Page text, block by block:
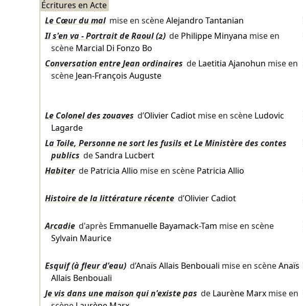
Écritures en Acte
Le Cœur du mal mise en scèneAlejandro Tantanian
Il s'en va - Portrait de Raoul (2) de Philippe Minyana mise en
scène Marcial Di Fonzo Bo
Conversation entre Jean ordinaires de Laetitia Ajanohun mise en
scène Jean-François Auguste
Le Colonel des zouaves d’Olivier Cadiotmise en scène Ludovic
Lagarde
La Toile, Personne ne sort les fusils et Le Ministère des contes
publics deSandra Lucbert
Habiter de Patricia Allio mise en scène Patricia Allio
Histoire de la littérature récente d’Olivier Cadiot
Arcadie d'après Emmanuelle Bayamack-Tam mise en scène
Sylvain Maurice
Esquif (à fleur d'eau) d’Anaïs Allais Benbouali mise en scèneAnaïs
Allais Benbouali
Je vis dans une maison qui n'existe pas de Laurène Marxmise en